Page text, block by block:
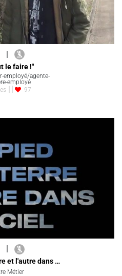
|
le faire !"
employé/agente-
employé
97
|
et l'autre dans …
Métier